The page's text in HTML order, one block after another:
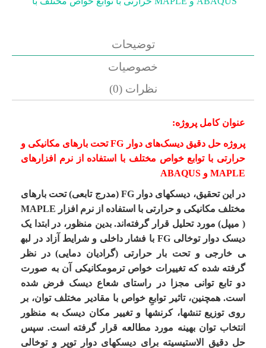
توضیحات
خصوصیات
نظرات (0)
عنوان کامل پروژه:
پروژه حل دقیق دیسک‌های دوار FG تحت بارهای مکانیکی و
حرارتی با توابع خواص مختلف با استفاده از نرم افزارهای
MAPLE و ABAQUS
در این تحقیق، دیسکهای دوارFG (مدرج تابعی) تحت بار­های
مختلف مکانیکی و حرارتی با استفاده از
نرم افزار MAPLE
( میپل)مورد تحلیل قرار گرفته‌اند. بدین منظور، در ابتدا یک
دیسک دوار توخالی FG با فشار داخلی و شرایط آزاد در لبه
ی خارجی و تحت بار حرارتی (گرادیان دمایی) در نظر
گرفته شده که تغییرات خواص ترمومکانیکی آن به ­صورت
دو تابع توانی مجزا در راستای شعاع دیسک فرض شده
است. همچنین، تاثیر توابعِ خواص با مقادیر مختلف توان، بر
روی توزیع تنش­ها، کرنش­ها و تغییر مکان دیسک به­ منظور
انتخاب توان بهینه مورد مطالعه قرار گرفته است. سپس
حل دقیق الاستیسیته برای دیسکهای دوار توپر و توخالی